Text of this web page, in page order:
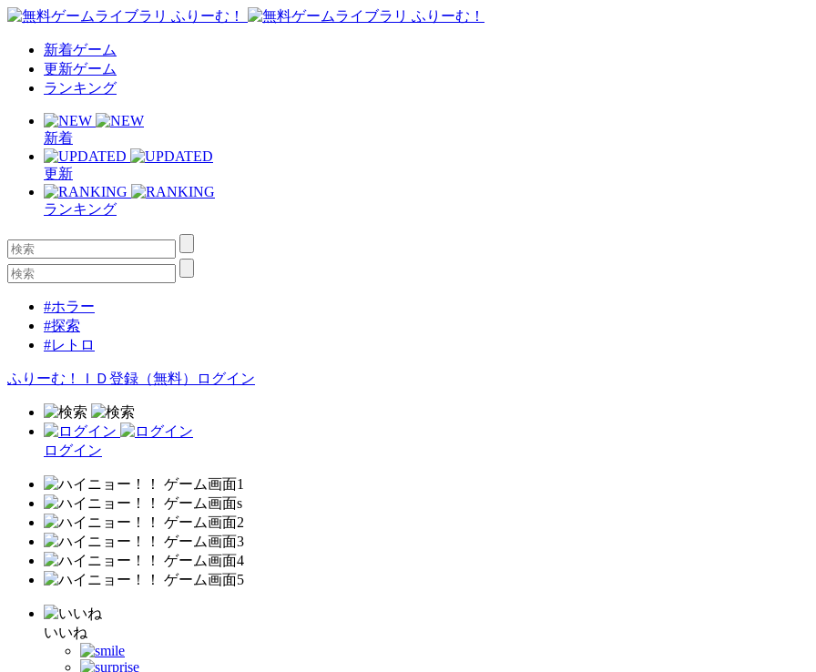
新着ゲーム
更新ゲーム
ランキング
新着
更新
ランキング
#ホラー
#探索
#レトロ
ふりーむ！ＩＤ登録（無料） ログイン
ログイン
いいね